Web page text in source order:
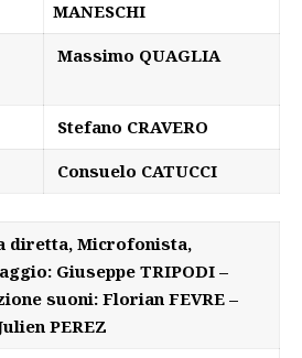
MANESCHI
Massimo QUAGLIA
Stefano CRAVERO
Consuelo CATUCCI
diretta, Microfonista,
Giuseppe TRIPODI –
suoni: Florian FEVRE –
PEREZ